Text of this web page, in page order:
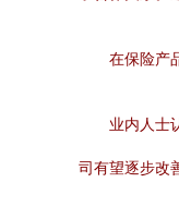
在保险产
业内人士
司有望逐步改